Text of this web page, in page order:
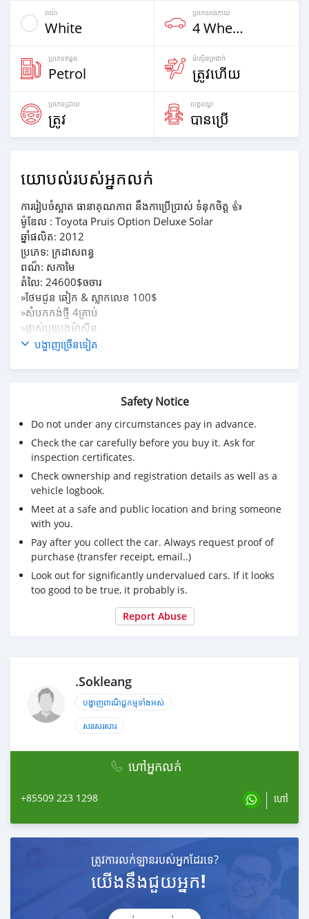
ពណ៌
White
ប្រភេទ​រាងកាយ
4 Wheel Drives & SUVs
ប្រភេទឥន្ធនៈ
Petrol
ម៉ាស៊ីនត្រជាក់
ត្រូវហើយ
ប្រភេទដ្រាយ
ត្រូវ
លក្ខខណ្ឌ
បានប្រើ
យោបល់របស់អ្នកលក់
ការរៀបចំស្អាត ធានាគុណភាព នឹងកាប្រើប្រាស់ ទំនុកចិត្ត 👍
ម៉ូឌែល : Toyota Pruis Option Deluxe Solar
ឆ្នាំផលិត: 2012
ប្រភេទ: ក្រដាសពន្ធ
ពណ៏: សកាមៃ
តំលៃ: 24600$ចចារ
»ថែមជូន ឆៀក & ស្លាកលេខ 100$
»សំបកកង់ថ្មី 4គ្រាប់
»ផ្លាស់ប្តូប្រេងម៉ាសុីន
»តំរងប្រេង
»កំរាល VIP
»ផ្លិតទឹក
»ឆែកប្រពន្ធ័ភ្លើង
»ឆែកប្រពន្ធ័ជើងក្រោមរួចរាល់
» ធានា ម៉ាសុីន / ប្រអប់លេខ រយះពេល 3ខែ💯
» អាគុយហ៊ាយប្រីត /ABS រយះពេល 1 ខែ💯
» ធានា មិនកាត់តរ❌ / ❌មិនស្ងោរប្តូពណ៏ 💯
🔴រាល់ការទិញរថយន្តពីខាងការ៉ាស់យើង សុទ្ធតែមានការធានាត្រឹមត្រូវ
🎉ស្នើការបង់រំលោះងាយ សិក្សាលឿន ការប្រាក់ទាប✅
👍ទិញដាច់ បង់រំលោះតំលៃដូចគ្នា✅
👍បើរំលស់មិនជាប់ ធានាជូនលុយកក់វិញ💯
☎️Tel: 092 231 298 l 086 712 617
បង្ហាញច្រើនទៀត
Safety Notice
Do not under any circumstances pay in advance.
Check the car carefully before you buy it. Ask for
inspection certificates.
Check ownership and registration details as well as a
vehicle logbook.
Meet at a safe and public location and bring someone
with you.
Pay after you collect the car. Always request proof of
purchase (transfer receipt, email..)
Look out for significantly undervalued cars. If it looks
too good to be true, it probably is.
Report Abuse
.Sokleang
បង្ហាញពាណិជ្ជកម្មទាំងអស់
សរសេរសារ
ហៅអ្នកលក់
+85509 223 1298 ហៅ
ត្រូវការលក់ឡានរបស់អ្នកដែរទេ?
យើងនឹងជួយអ្នក!